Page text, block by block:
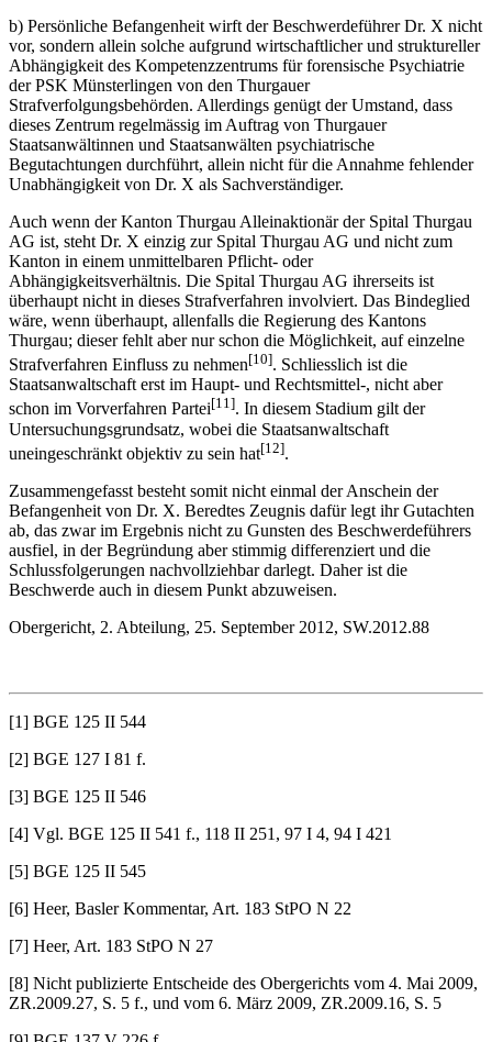
b) Persönliche Befangenheit wirft der Beschwerdeführer Dr. X nicht
vor, sondern allein solche aufgrund wirtschaftlicher und struktureller
Abhängigkeit des Kompetenzzentrums für forensische Psychiatrie
der PSK Münsterlingen von den Thurgauer
Strafverfolgungsbehörden. Allerdings genügt der Umstand, dass
dieses Zentrum regelmässig im Auftrag von Thurgauer
Staatsanwältinnen und Staatsanwälten psychiatrische
Begutachtungen durchführt, allein nicht für die Annahme fehlender
Unabhängigkeit von Dr. X als Sachverständiger.
Auch wenn der Kanton Thurgau Alleinaktionär der Spital Thurgau
AG ist, steht Dr. X einzig zur Spital Thurgau AG und nicht zum
Kanton in einem unmittelbaren Pflicht- oder
Abhängigkeitsverhältnis. Die Spital Thurgau AG ihrerseits ist
überhaupt nicht in dieses Strafverfahren involviert. Das Bindeglied
wäre, wenn überhaupt, allenfalls die Regierung des Kantons
Thurgau; dieser fehlt aber nur schon die Möglichkeit, auf einzelne
Strafverfahren Einfluss zu nehmen[10]. Schliesslich ist die
Staatsanwaltschaft erst im Haupt- und Rechtsmittel-, nicht aber
schon im Vorverfahren Partei[11]. In diesem Stadium gilt der
Untersuchungsgrundsatz, wobei die Staatsanwaltschaft
uneingeschränkt objektiv zu sein hat[12].
Zusammengefasst besteht somit nicht einmal der Anschein der
Befangenheit von Dr. X. Beredtes Zeugnis dafür legt ihr Gutachten
ab, das zwar im Ergebnis nicht zu Gunsten des Beschwerdeführers
ausfiel, in der Begründung aber stimmig differenziert und die
Schlussfolgerungen nachvollziehbar darlegt. Daher ist die
Beschwerde auch in diesem Punkt abzuweisen.
Obergericht, 2. Abteilung, 25. September 2012, SW.2012.88
[1] BGE 125 II 544
[2] BGE 127 I 81 f.
[3] BGE 125 II 546
[4] Vgl. BGE 125 II 541 f., 118 II 251, 97 I 4, 94 I 421
[5] BGE 125 II 545
[6] Heer, Basler Kommentar, Art. 183 StPO N 22
[7] Heer, Art. 183 StPO N 27
[8] Nicht publizierte Entscheide des Obergerichts vom 4. Mai 2009,
ZR.2009.27, S. 5 f., und vom 6. März 2009, ZR.2009.16, S. 5